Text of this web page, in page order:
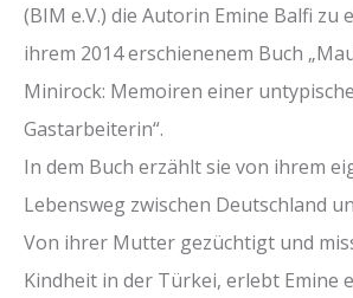
(BIM e.V.) die Autorin Emine Balfi zu
ihrem 2014 erschienenem Buch
Minirock: Memoiren einer
Gastarbeiterin“.
In dem Buch erzählt sie von ihrem
Lebensweg zwischen Deutschland
Von ihrer Mutter gezüchtigt und
Kindheit in der Türkei, erlebt Emine